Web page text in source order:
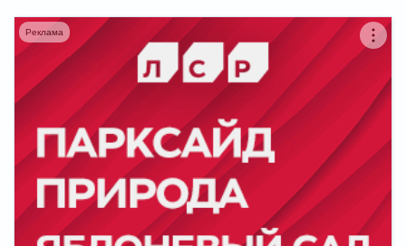
Реклама